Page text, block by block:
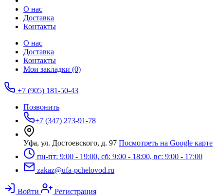
О нас
Доставка
Контакты
О нас
Доставка
Контакты
Мои закладки (0)
+7 (905) 181-50-43
Позвонить
+7 (347) 273-91-78
Уфа, ул. Достоевского, д. 97 Посмотреть на Google карте
пн-пт: 9:00 - 19:00, сб: 9:00 - 18:00, вс: 9:00 - 17:00
zakaz@ufa-pchelovod.ru
Войти Регистрация